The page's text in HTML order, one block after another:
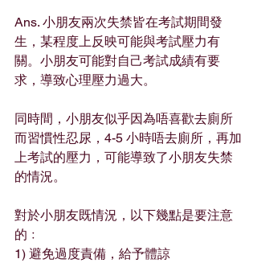
Ans. 小朋友兩次失禁皆在考試期間發
生，某程度上反映可能與考試壓力有
關。小朋友可能對自己考試成績有要
求，導致心理壓力過大。
同時間，小朋友似乎因為唔喜歡去廁所
而習慣性忍尿，4-5 小時唔去廁所，再加
上考試的壓力，可能導致了小朋友失禁
的情況。
對於小朋友既情況，以下幾點是要注意
的﹕
1) 避免過度責備，給予體諒